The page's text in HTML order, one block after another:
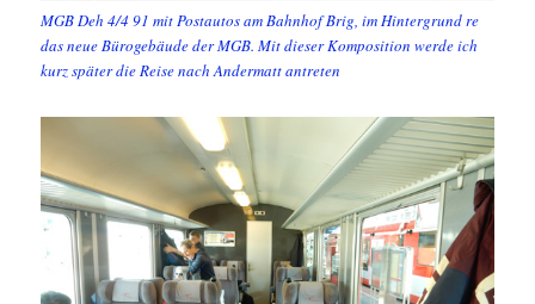
MGB Deh 4/4 91 mit Postautos am Bahnhof Brig, im Hintergrund re
das neue Bürogebäude der MGB. Mit dieser Komposition werde ich
kurz später die Reise nach Andermatt antreten